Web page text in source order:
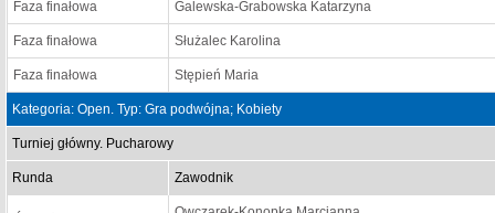
Faza finałowa Galewska-Grabowska Katarzyna
Faza finałowa Służalec Karolina
Faza finałowa Stępień Maria
Kategoria: Open. Typ: Gra podwójna; Kobiety
Turniej główny. Pucharowy
Runda Zawodnik